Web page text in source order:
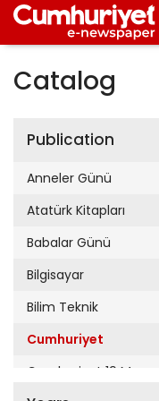
Catalog
Publication
Anneler Günü
Atatürk Kitapları
Babalar Günü
Bilgisayar
Bilim Teknik
Cumhuriyet
Cumhuriyet 19 Mayıs